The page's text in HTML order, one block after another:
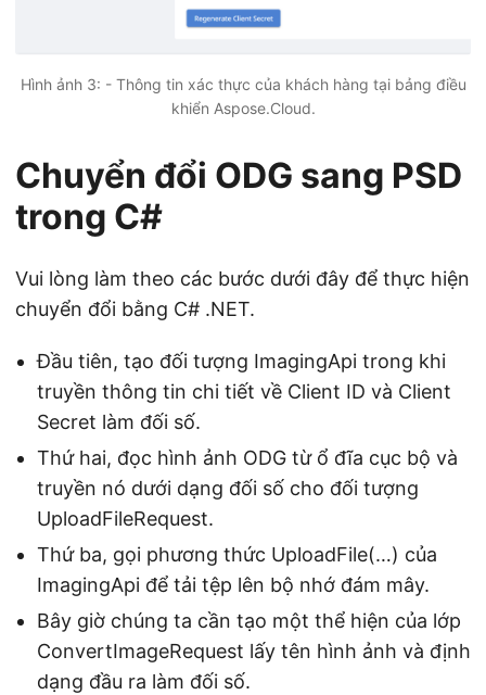
Hình ảnh 3: - Thông tin xác thực của khách hàng tại bảng điều
khiển Aspose.Cloud.
Chuyển đổi ODG sang PSD
trong C#
Vui lòng làm theo các bước dưới đây để thực hiện
chuyển đổi bằng C# .NET.
Đầu tiên, tạo đối tượng ImagingApi trong khi
truyền thông tin chi tiết về Client ID và Client
Secret làm đối số.
Thứ hai, đọc hình ảnh ODG từ ổ đĩa cục bộ và
truyền nó dưới dạng đối số cho đối tượng
UploadFileRequest.
Thứ ba, gọi phương thức UploadFile(…) của
ImagingApi để tải tệp lên bộ nhớ đám mây.
Bây giờ chúng ta cần tạo một thể hiện của lớp
ConvertImageRequest lấy tên hình ảnh và định
dạng đầu ra làm đối số.